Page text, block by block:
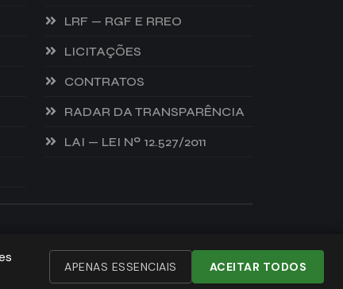
LRF — RGF E RREO
LICITAÇÕES
CONTRATOS
RADAR DA TRANSPARÊNCIA
LAI — LEI Nº 12.527/2011
APENAS ESSENCIAIS ACEITAR TODOS